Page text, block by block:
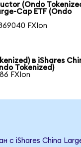
(Ondo
Cap ETF (Ondo
FXIon
в iShares
Tokenized)
FXIon
iShares China